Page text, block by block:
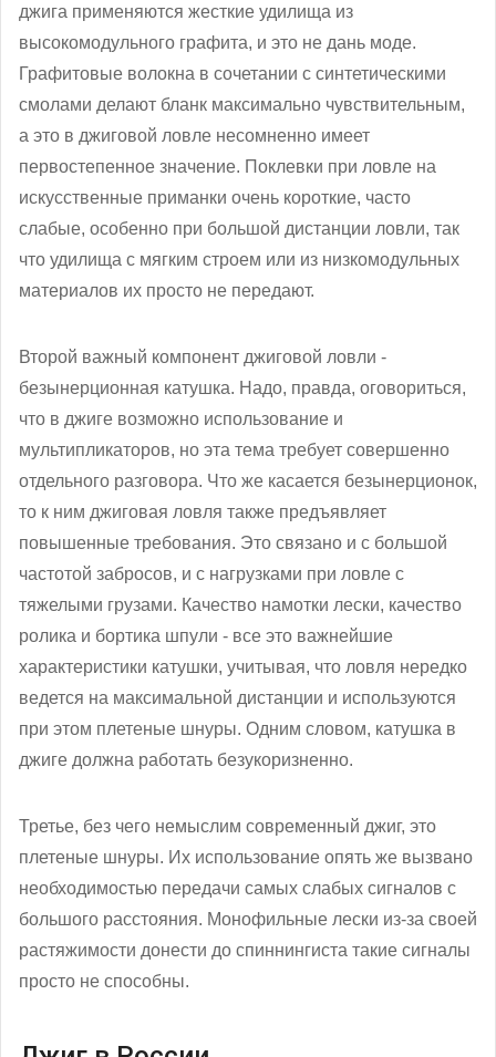
джига применяются жесткие удилища из
высокомодульного графита, и это не дань моде.
Графитовые волокна в сочетании с синтетическими
смолами делают бланк максимально чувствительным,
а это в джиговой ловле несомненно имеет
первостепенное значение. Поклевки при ловле на
искусственные приманки очень короткие, часто
слабые, особенно при большой дистанции ловли, так
что удилища с мягким строем или из низкомодульных
материалов их просто не передают.
Второй важный компонент джиговой ловли -
безынерционная катушка. Надо, правда, оговориться,
что в джиге возможно использование и
мультипликаторов, но эта тема требует совершенно
отдельного разговора. Что же касается безынерционок,
то к ним джиговая ловля также предъявляет
повышенные требования. Это связано и с большой
частотой забросов, и с нагрузками при ловле с
тяжелыми грузами. Качество намотки лески, качество
ролика и бортика шпули - все это важнейшие
характеристики катушки, учитывая, что ловля нередко
ведется на максимальной дистанции и используются
при этом плетеные шнуры. Одним словом, катушка в
джиге должна работать безукоризненно.
Третье, без чего немыслим современный джиг, это
плетеные шнуры. Их использование опять же вызвано
необходимостью передачи самых слабых сигналов с
большого расстояния. Монофильные лески из-за своей
растяжимости донести до спиннингиста такие сигналы
просто не способны.